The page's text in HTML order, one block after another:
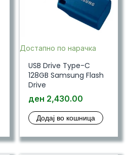
Достапно по нарачка
USB Drive Type-C
128GB Samsung Flash
Drive
ден 2,430.00
Додај во кошница